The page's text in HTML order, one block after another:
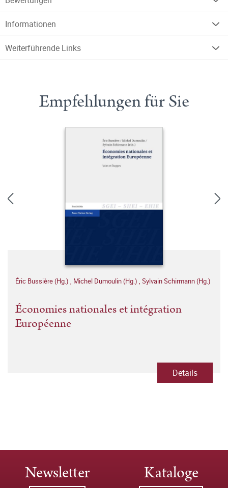
Informationen
Weiterführende Links
Empfehlungen für Sie
Éric Bussière (Hg.) , Michel Dumoulin (Hg.) , Sylvain Schirmann (Hg.)
Économies nationales et intégration
Européenne
Details
Newsletter Kataloge